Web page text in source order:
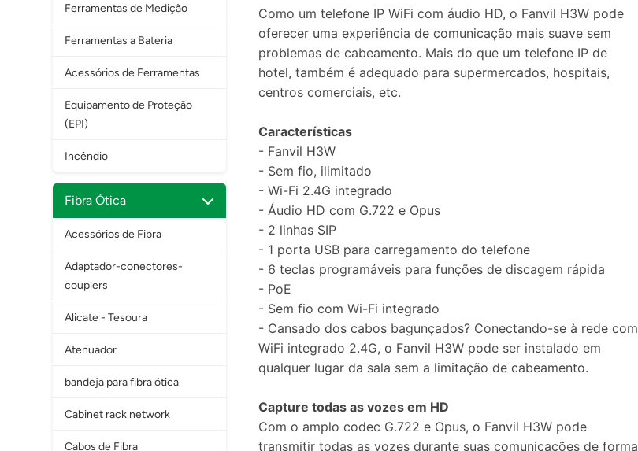
Ferramentas de Medição
Ferramentas a Bateria
Acessórios de Ferramentas
Equipamento de Proteção
(EPI)
Incêndio
Fibra Ótica
Acessórios de Fibra
Adaptador-conectores-
couplers
Alicate - Tesoura
Atenuador
bandeja para fibra ótica
Cabinet rack network
Cabos de Fibra
Como um telefone IP WiFi com áudio HD, o Fanvil H3W pode
oferecer uma experiência de comunicação mais suave sem
problemas de cabeamento. Mais do que um telefone IP de
hotel, também é adequado para supermercados, hospitais,
centros comerciais, etc.
Características
- Fanvil H3W
- Sem fio, ilimitado
- Wi-Fi 2.4G integrado
- Áudio HD com G.722 e Opus
- 2 linhas SIP
- 1 porta USB para carregamento do telefone
- 6 teclas programáveis para funções de discagem rápida
- PoE
- Sem fio com Wi-Fi integrado
- Cansado dos cabos bagunçados? Conectando-se à rede com
WiFi integrado 2.4G, o Fanvil H3W pode ser instalado em
qualquer lugar da sala sem a limitação de cabeamento.
Capture todas as vozes em HD
Com o amplo codec G.722 e Opus, o Fanvil H3W pode
transmitir todas as vozes durante suas comunicações de forma